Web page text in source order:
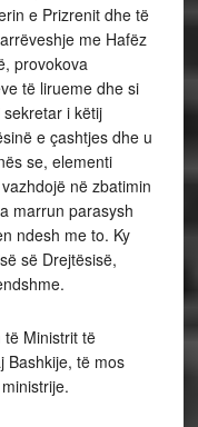
e Prizrenit dhe të
me Hafëz
provokova
të lirueme dhe si
i këtij
e çashtjes dhe u
se, elementi
në zbatimin
marrun parasysh
ndesh me to. Ky
së Drejtësisë,
të Ministrit të
Bashkije, të mos